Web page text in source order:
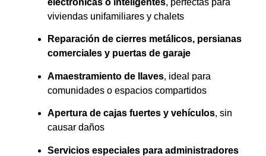
electrónicas o inteligentes, perfectas para
viviendas unifamiliares y chalets
Reparación de cierres metálicos, persianas
comerciales y puertas de garaje
Amaestramiento de llaves, ideal para
comunidades o espacios compartidos
Apertura de cajas fuertes y vehículos, sin
causar daños
Servicios especiales para administradores